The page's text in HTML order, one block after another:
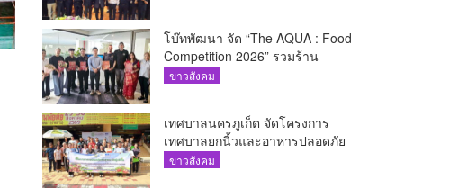
โบ๊ทพัฒนา จัด “The AQUA : Food
Competition 2026” รวมร้าน
อาหารชั้นนำของ The Shopps at
ข่าวสังคม
เทศบาลนครภูเก็ต จัดโครงการ
เทศบาลยกนิ้วและอาหารปลอดภัย
เพื่อสุขอนามัยผู้บริโภค
ข่าวสังคม